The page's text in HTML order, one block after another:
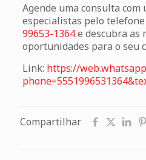
Agende uma consulta com
especialistas pelo
99653-1364e descubra as
oportunidades para o seu
Link: https://
Compartilhar